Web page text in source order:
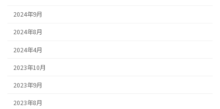
2024年9月
2024年8月
2024年4月
2023年10月
2023年9月
2023年8月